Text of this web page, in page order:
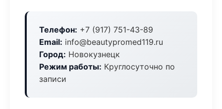
Телефон: +7 (917) 751-43-89
Email: info@beautypromed119.ru
Город: Новокузнецк
Режим работы: Круглосуточно по
записи